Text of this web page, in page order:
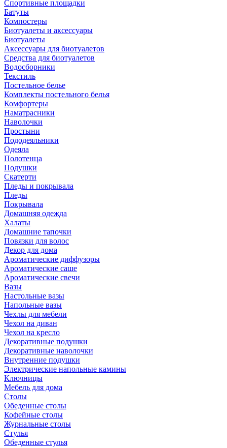
Спортивные площадки
Батуты
Компостеры
Биотуалеты и аксессуары
Биотуалеты
Аксессуары для биотуалетов
Средства для биотуалетов
Водосборники
Текстиль
Постельное белье
Комплекты постельного белья
Комфортеры
Наматрасники
Наволочки
Простыни
Пододеяльники
Одеяла
Полотенца
Подушки
Скатерти
Пледы и покрывала
Пледы
Покрывала
Домашняя одежда
Халаты
Домашние тапочки
Повязки для волос
Декор для дома
Ароматические диффузоры
Ароматические саше
Ароматические свечи
Вазы
Настольные вазы
Напольные вазы
Чехлы для мебели
Чехол на диван
Чехол на кресло
Декоративные подушки
Декоративные наволочки
Внутренние подушки
Электрические напольные камины
Ключницы
Мебель для дома
Столы
Обеденные столы
Кофейные столы
Журнальные столы
Стулья
Обеденные стулья